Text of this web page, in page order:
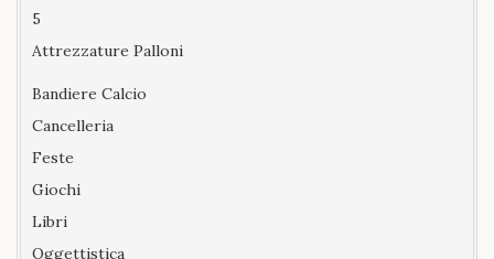
5
Attrezzature Palloni
Bandiere Calcio
Cancelleria
Feste
Giochi
Libri
Oggettistica